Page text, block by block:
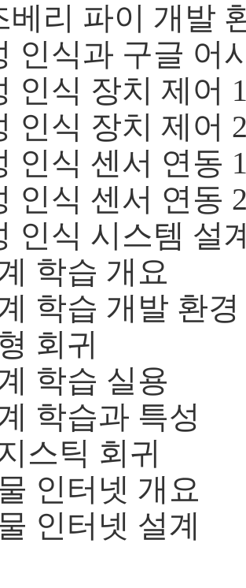
베리 파이 개발
인식과 구글 어
인식 장치 제어
인식 장치 제어
인식 센서 연동
인식 센서 연동
인식 시스템 설
학습 개요
학습 개발 환경
회귀
학습 실용
학습과 특성
스틱 회귀
인터넷 개요
인터넷 설계